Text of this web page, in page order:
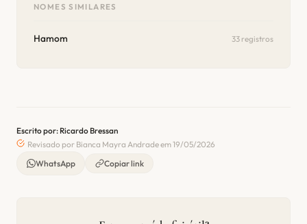
NOMES SIMILARES
Hamom 33 registros
Escrito por: Ricardo Bressan
Revisado por Bianca Mayra Andrade em 19/05/2026
WhatsApp
Copiar link